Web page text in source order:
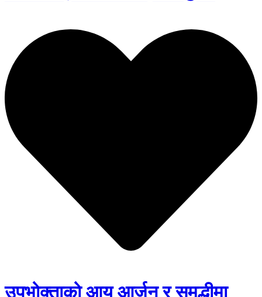
उपभोक्ताको आय आर्जन र समृद्धीमा